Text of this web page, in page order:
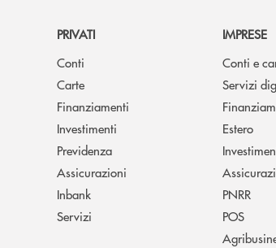
PRIVATI
Conti
Carte
Finanziamenti
Investimenti
Previdenza
Assicurazioni
Inbank
Servizi
IMPRESE
Conti e
Servizi
Estero
PNRR
POS